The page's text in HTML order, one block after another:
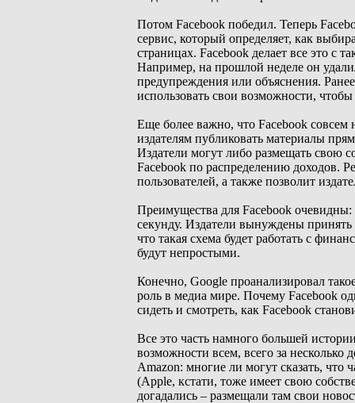
Потом Facebook победил. Теперь
сервис, который определяет, как
страницах. Facebook делает все это с
Например, на прошлой неделе он
предупреждения или объяснения.
использовать свои возможности,
Еще более важно, что Facebook совсем
издателям публиковать материалы
Издатели могут либо размещать свою
Facebook по распределению доходов.
пользователей, а также позволит
Преимущества для Facebook очевидны:
секунду. Издатели вынуждены принять
что такая схема будет работать с
будут непростыми.
Конечно, Google проанализировал
роль в медиа мире. Почему Facebook
сидеть и смотреть, как Facebook
Все это часть намного большей
возможности всем, всего за несколько
Amazon: многие ли могут сказать, что
(Apple, кстати, тоже имеет свою
догадались – размещали там свои